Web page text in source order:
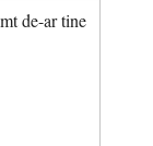
de-ar tine